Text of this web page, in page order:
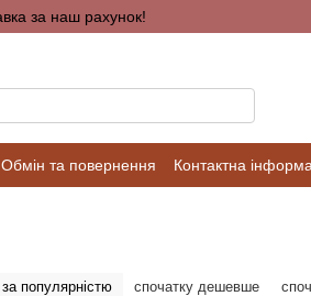
за наш рахунок!
Обмін та повернення Контактна
за популярністю спочатку дешевше